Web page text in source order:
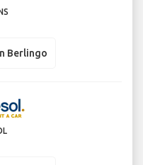
Berlingo